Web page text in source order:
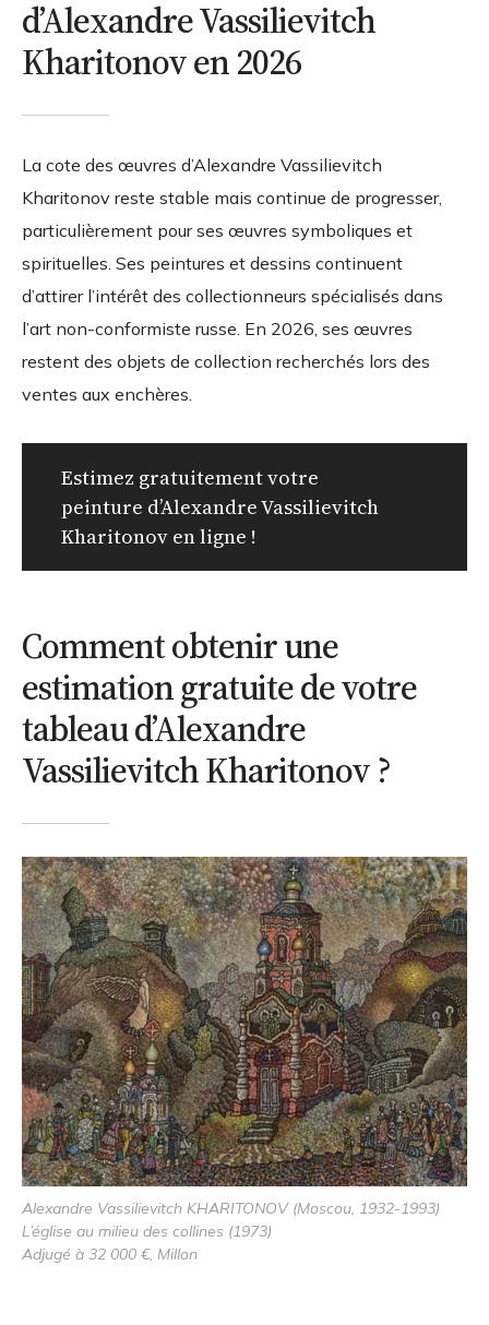
d’Alexandre Vassilievitch
Kharitonov en 2026
La cote des œuvres d’Alexandre Vassilievitch
Kharitonov reste stable mais continue de progresser,
particulièrement pour ses œuvres symboliques et
spirituelles. Ses peintures et dessins continuent
d’attirer l’intérêt des collectionneurs spécialisés dans
l’art non-conformiste russe. En 2026, ses œuvres
restent des objets de collection recherchés lors des
ventes aux enchères.
Estimez gratuitement votre
peinture d’Alexandre Vassilievitch
Kharitonov en ligne !
Comment obtenir une
estimation gratuite de votre
tableau d’Alexandre
Vassilievitch Kharitonov ?
Alexandre Vassilievitch KHARITONOV (Moscou, 1932-1993)
L’église au milieu des collines (1973)
Adjugé à 32 000 €, Millon